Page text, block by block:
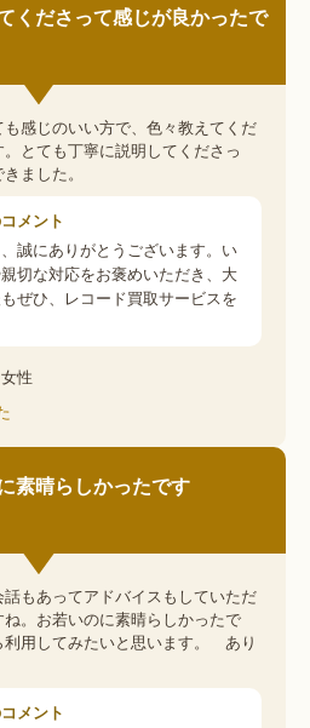
くださって感じが良かったで
感じのいい方で、色々教えてくだ
とても丁寧に説明してくださっ
ました。
メント
誠にありがとうございます。い
切な対応をお褒めいただき、大
ぜひ、レコード買取サービスを
女性
素晴らしかったです
もあってアドバイスもしていただ
。お若いのに素晴らしかったで
利用してみたいと思います。 あり
メント